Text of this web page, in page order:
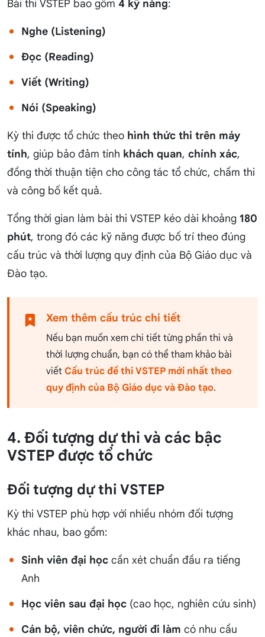
Bài thi VSTEP bao gồm 4 kỹ năng:
Nghe (Listening)
Đọc (Reading)
Viết (Writing)
Nói (Speaking)
Kỳ thi được tổ chức theo hình thức thi trên máy
tính, giúp bảo đảm tính khách quan, chính xác,
đồng thời thuận tiện cho công tác tổ chức, chấm thi
và công bố kết quả.
Tổng thời gian làm bài thi VSTEP kéo dài khoảng 180
phút, trong đó các kỹ năng được bố trí theo đúng
cấu trúc và thời lượng quy định của Bộ Giáo dục và
Đào tạo.
Xem thêm cấu trúc chi tiết
Nếu bạn muốn xem chi tiết từng phần thi và
thời lượng chuẩn, bạn có thể tham khảo bài
viết Cấu trúc đề thi VSTEP mới nhất theo
quy định của Bộ Giáo dục và Đào tạo.
4. Đối tượng dự thi và các bậc
VSTEP được tổ chức
Đối tượng dự thi VSTEP
Kỳ thi VSTEP phù hợp với nhiều nhóm đối tượng
khác nhau, bao gồm:
Sinh viên đại học cần xét chuẩn đầu ra tiếng
Anh
Học viên sau đại học (cao học, nghiên cứu sinh)
Cán bộ, viên chức, người đi làm có nhu cầu